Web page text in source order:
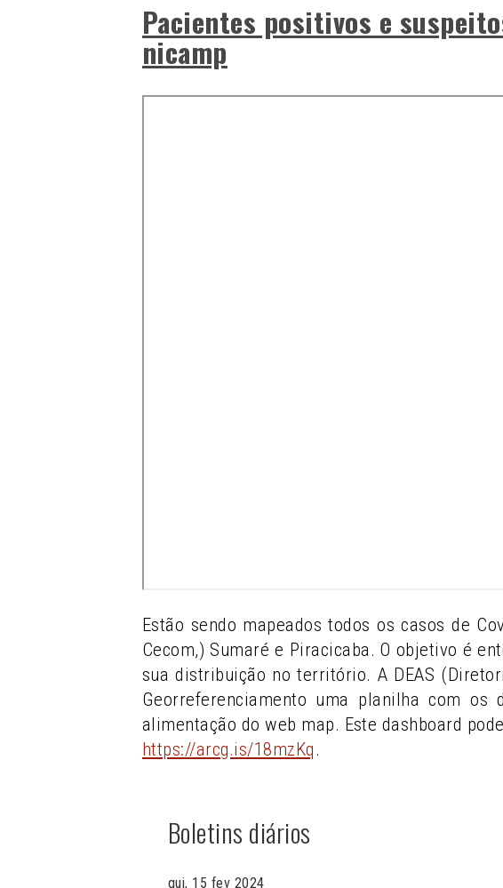
Pacientes positivos e
nicamp
Estão sendo mapeados todos os casos de
Cecom,) Sumaré e Piracicaba. O objetivo é
sua distribuição no território. A DEAS
Georreferenciamento uma planilha com
alimentação do web map. Este dashboard
https://arcg.is/18mzKq .
Boletins diários
qui, 15 fev 2024